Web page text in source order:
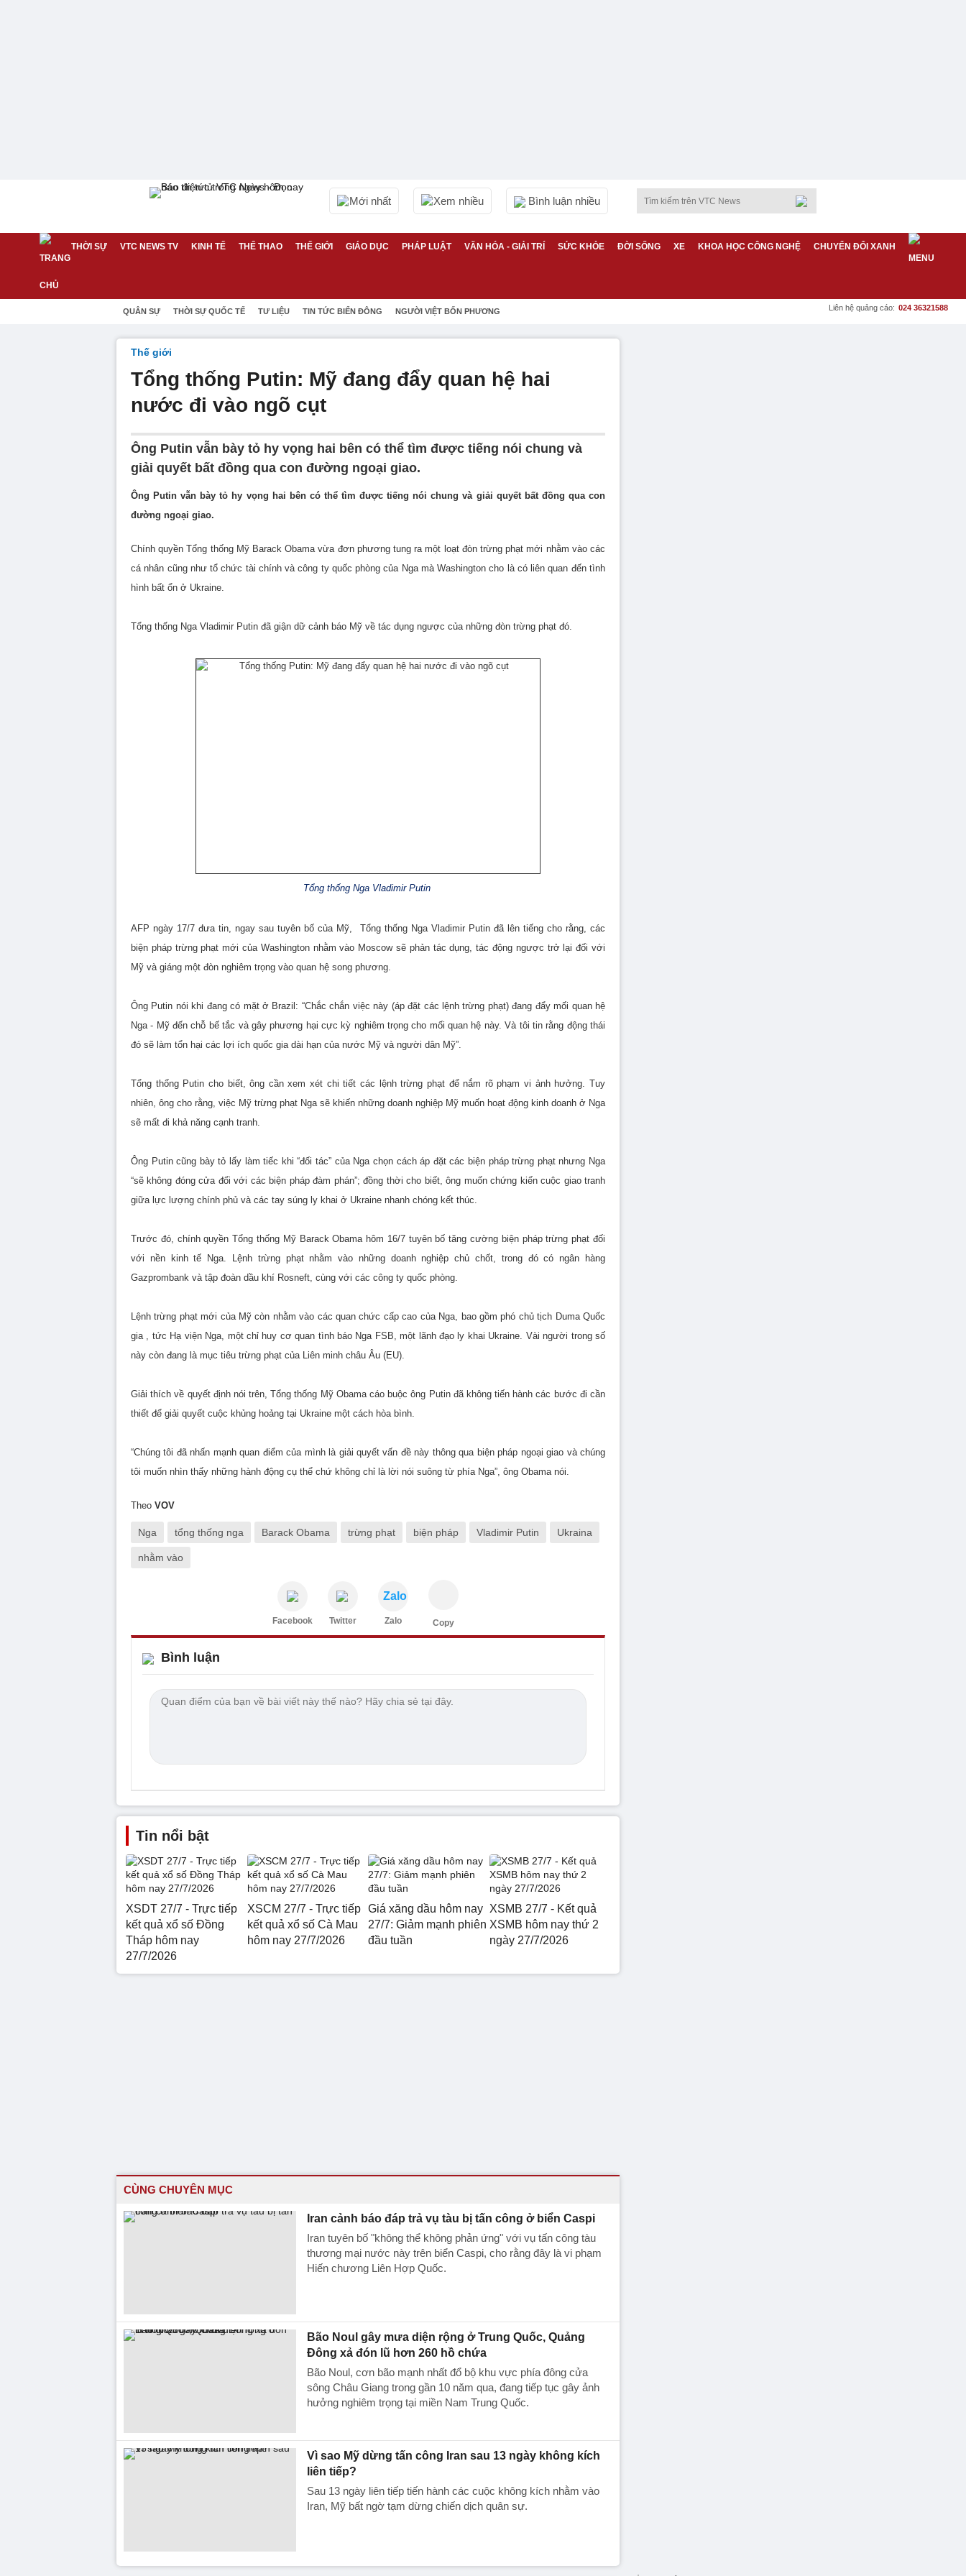
Mới nhất Xem nhiều Bình luận nhiều
THỜI SỰ VTC NEWS TV KINH TẾ THỂ THAO THẾ GIỚI GIÁO DỤC PHÁP LUẬT VĂN HÓA - GIẢI TRÍ SỨC KHỎE ĐỜI SỐNG XE KHOA HỌC CÔNG NGHỆ CHUYỂN ĐỔI XANH
QUÂN SỰ THỜI SỰ QUỐC TẾ TƯ LIỆU TIN TỨC BIỂN ĐÔNG NGƯỜI VIỆT BỐN PHƯƠNG Liên hệ quảng cáo: 024 36321588
Thế giới
Tổng thống Putin: Mỹ đang đẩy quan hệ hai
nước đi vào ngõ cụt
Ông Putin vẫn bày tỏ hy vọng hai bên có thể tìm được tiếng nói chung và
giải quyết bất đồng qua con đường ngoại giao.
Ông Putin vẫn bày tỏ hy vọng hai bên có thể tìm được tiếng nói chung và giải quyết bất đồng qua con
đường ngoại giao.
Chính quyền Tổng thống Mỹ Barack Obama vừa đơn phương tung ra một loạt đòn trừng phạt mới nhằm vào các
cá nhân cũng như tổ chức tài chính và công ty quốc phòng của Nga mà Washington cho là có liên quan đến tình
hình bất ổn ở Ukraine.
Tổng thống Nga Vladimir Putin đã giận dữ cảnh báo Mỹ về tác dụng ngược của những đòn trừng phạt đó.
Tổng thống Nga Vladimir Putin
AFP ngày 17/7 đưa tin, ngay sau tuyên bố của Mỹ, Tổng thống Nga Vladimir Putin đã lên tiếng cho rằng, các
biện pháp trừng phạt mới của Washington nhằm vào Moscow sẽ phản tác dụng, tác động ngược trở lại đối với
Mỹ và giáng một đòn nghiêm trọng vào quan hệ song phương.
Ông Putin nói khi đang có mặt ở Brazil: “Chắc chắn việc này (áp đặt các lệnh trừng phạt) đang đẩy mối quan hệ
Nga - Mỹ đến chỗ bế tắc và gây phương hại cực kỳ nghiêm trọng cho mối quan hệ này. Và tôi tin rằng động thái
đó sẽ làm tổn hại các lợi ích quốc gia dài hạn của nước Mỹ và người dân Mỹ”.
Tổng thống Putin cho biết, ông cần xem xét chi tiết các lệnh trừng phạt để nắm rõ phạm vi ảnh hưởng. Tuy
nhiên, ông cho rằng, việc Mỹ trừng phạt Nga sẽ khiến những doanh nghiệp Mỹ muốn hoạt động kinh doanh ở Nga
sẽ mất đi khả năng cạnh tranh.
Ông Putin cũng bày tỏ lấy làm tiếc khi “đối tác” của Nga chọn cách áp đặt các biện pháp trừng phạt nhưng Nga
“sẽ không đóng cửa đối với các biện pháp đàm phán”; đồng thời cho biết, ông muốn chứng kiến cuộc giao tranh
giữa lực lượng chính phủ và các tay súng ly khai ở Ukraine nhanh chóng kết thúc.
Trước đó, chính quyền Tổng thống Mỹ Barack Obama hôm 16/7 tuyên bố tăng cường biện pháp trừng phạt đối
với nền kinh tế Nga. Lệnh trừng phạt nhằm vào những doanh nghiệp chủ chốt, trong đó có ngân hàng
Gazprombank và tập đoàn dầu khí Rosneft, cùng với các công ty quốc phòng.
Lệnh trừng phạt mới của Mỹ còn nhằm vào các quan chức cấp cao của Nga, bao gồm phó chủ tịch Duma Quốc
gia , tức Hạ viện Nga, một chỉ huy cơ quan tình báo Nga FSB, một lãnh đạo ly khai Ukraine. Vài người trong số
này còn đang là mục tiêu trừng phạt của Liên minh châu Âu (EU).
Giải thích về quyết định nói trên, Tổng thống Mỹ Obama cáo buộc ông Putin đã không tiến hành các bước đi cần
thiết để giải quyết cuộc khủng hoảng tại Ukraine một cách hòa bình.
“Chúng tôi đã nhấn mạnh quan điểm của mình là giải quyết vấn đề này thông qua biện pháp ngoại giao và chúng
tôi muốn nhìn thấy những hành động cụ thể chứ không chỉ là lời nói suông từ phía Nga”, ông Obama nói.
Theo VOV
Nga tổng thống nga Barack Obama trừng phạt biện pháp Vladimir Putin Ukraina
nhằm vào
Facebook Twitter
Zalo
Zalo Copy
Bình luận
Tin nổi bật
XSDT 27/7 - Trực tiếp
kết quả xổ số Đồng
Tháp hôm nay
27/7/2026
XSCM 27/7 - Trực tiếp
kết quả xổ số Cà Mau
hôm nay 27/7/2026
Giá xăng dầu hôm nay
27/7: Giảm mạnh phiên
đầu tuần
XSMB 27/7 - Kết quả
XSMB hôm nay thứ 2
ngày 27/7/2026
CÙNG CHUYÊN MỤC
Iran cảnh báo đáp trả vụ tàu bị tấn công ở biển Caspi
Iran tuyên bố "không thể không phản ứng" với vụ tấn công tàu
thương mại nước này trên biển Caspi, cho rằng đây là vi phạm
Hiến chương Liên Hợp Quốc.
Bão Noul gây mưa diện rộng ở Trung Quốc, Quảng
Đông xả đón lũ hơn 260 hồ chứa
Bão Noul, cơn bão mạnh nhất đổ bộ khu vực phía đông cửa
sông Châu Giang trong gần 10 năm qua, đang tiếp tục gây ảnh
hưởng nghiêm trọng tại miền Nam Trung Quốc.
Vì sao Mỹ dừng tấn công Iran sau 13 ngày không kích
liên tiếp?
Sau 13 ngày liên tiếp tiến hành các cuộc không kích nhằm vào
Iran, Mỹ bất ngờ tạm dừng chiến dịch quân sự.